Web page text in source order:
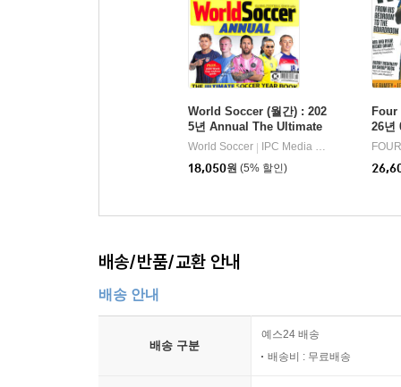
World Soccer (월간) : 202
5년 Annual The Ultimate
soccer year book
World Soccer
IPC Media Ltd.
18,050원 (5% 할인)
Four
26년
배송/반품/교환 안내
배송 안내
배송 구분
예스24 배송
배송비 : 무료배송